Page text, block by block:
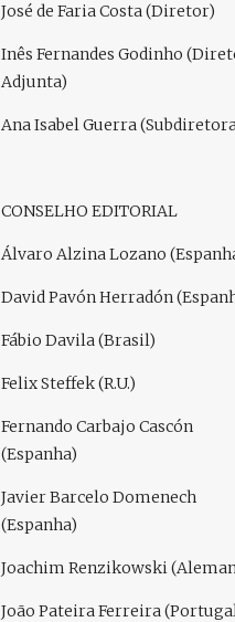
José de Faria Costa (Diretor)
Inês Fernandes Godinho
Adjunta)
Ana Isabel Guerra
CONSELHO EDITORIAL
Álvaro Alzina Lozano
David Pavón Herradón
Fábio Davila (Brasil)
Felix Steffek (R.U.)
Fernando Carbajo Cascón
(Espanha)
Javier Barcelo Domenech
(Espanha)
Joachim Renzikowski
João Pateira Ferreira